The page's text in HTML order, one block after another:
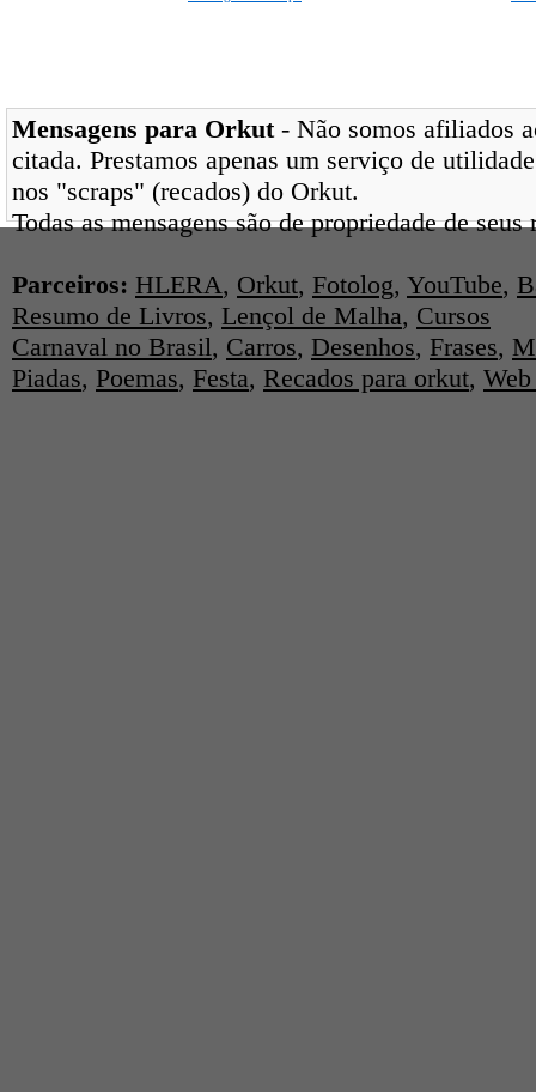
Mensagens para Orkut- Não somos afiliados
citada. Prestamos apenas um serviço de
nos "scraps" (recados) do Orkut.
Todas as mensagens são de propriedade de
Parceiros: HLERA, Orkut, Fotolog, YouTube,
Resumo de Livros, Lençol de Malha, Cursos
Carnaval no Brasil, Carros, Desenhos, Frases,
Piadas, Poemas, Festa, Recados para orkut,